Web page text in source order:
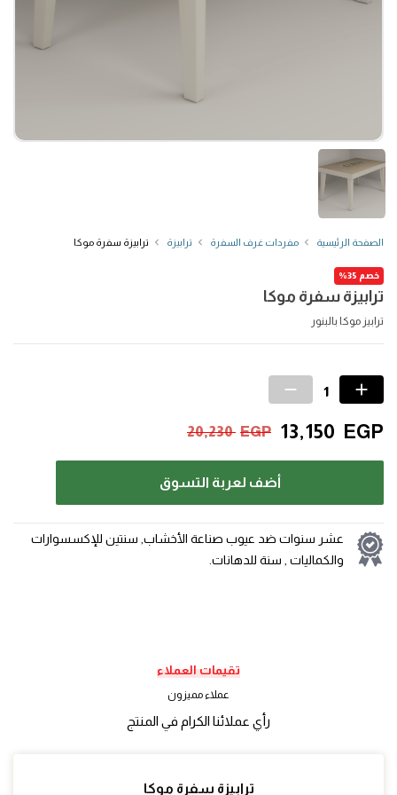
الصفحة الرئيسية مفردات غرف السفرة ترابيزة ترابيزة سفرة موكا
ترابيزة سفرة موكا
خصم 35%
ترابيز موكا بالبنور
20,230 EGP 13,150 EGP
أضف لعربة التسوق
عشر سنوات ضد عيوب صناعة الأخشاب, سنتين للإكسسوارات
والكماليات , سنة للدهانات.
تقيمات العملاء
عملاء مميزون
رأي عملائنا الكرام في المنتج
ترابيزة سفرة موكا